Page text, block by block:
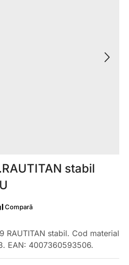
stabil
Compară
RAUTITAN stabil. Cod material
EAN: 4007360593506.